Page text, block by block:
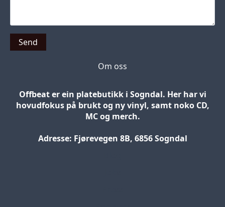
Send
Om oss
Offbeat er ein platebutikk i Sogndal. Her har vi
hovudfokus på brukt og ny vinyl, samt noko CD,
MC og merch.
Adresse: Fjørevegen 8B, 6856 Sogndal